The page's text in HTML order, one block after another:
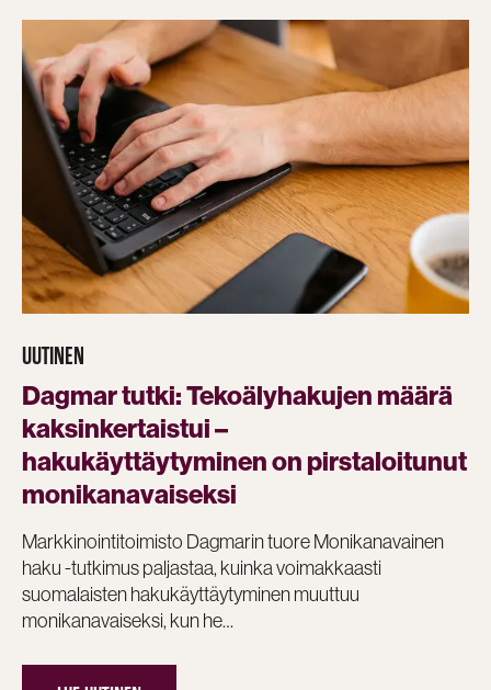
UUTINEN
Dagmar tutki: Tekoälyhakujen määrä
kaksinkertaistui –
hakukäyttäytyminen on pirstaloitunut
monikanavaiseksi
Markkinointitoimisto Dagmarin tuore Monikanavainen
haku -tutkimus paljastaa, kuinka voimakkaasti
suomalaisten hakukäyttäytyminen muuttuu
monikanavaiseksi, kun he…